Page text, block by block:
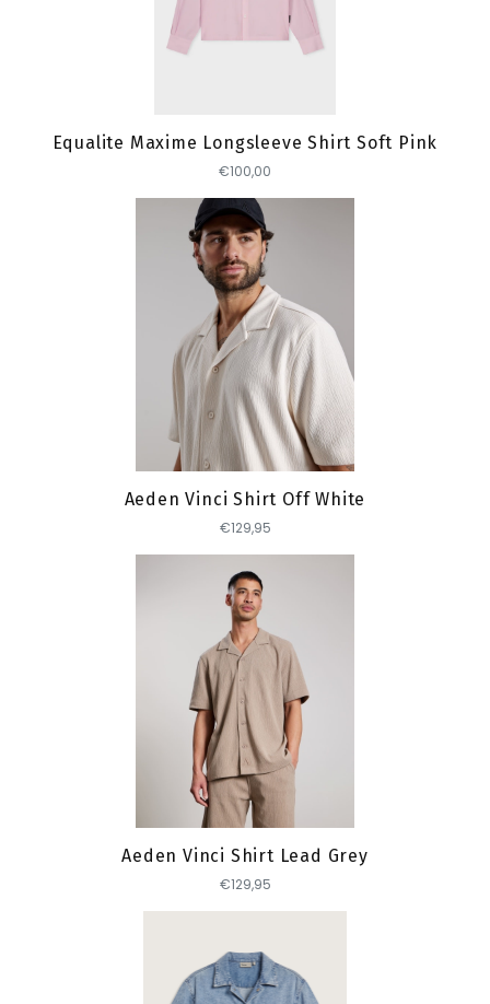
Equalite Maxime Longsleeve Shirt Soft Pink
€100,00
Toevoegen
Aeden Vinci Shirt Off White
€129,95
Toevoegen
Aeden Vinci Shirt Lead Grey
€129,95